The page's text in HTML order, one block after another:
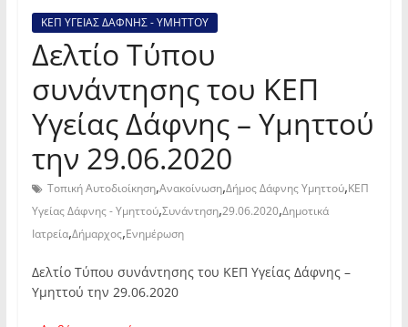
ΚΕΠ ΥΓΕΙΑΣ ΔΑΦΝΗΣ - ΥΜΗΤΤΟΥ
Δελτίο Τύπου
συνάντησης του ΚΕΠ
Υγείας Δάφνης – Υμηττού
την 29.06.2020
Τοπική Αυτοδιοίκηση,Ανακοίνωση,Δήμος Δάφνης Υμηττού,ΚΕΠ
Υγείας Δάφνης - Υμηττού,Συνάντηση,29.06.2020,Δημοτικά
Ιατρεία,Δήμαρχος,Ενημέρωση
Δελτίο Τύπου συνάντησης του ΚΕΠ Υγείας Δάφνης –
Υμηττού την 29.06.2020